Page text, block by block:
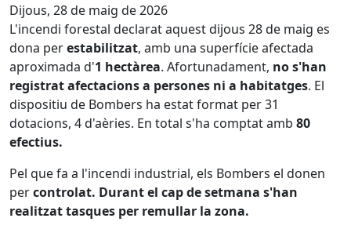
Dijous, 28 de maig de 2026
L'incendi forestal declarat aquest dijous 28 de maig es
dona perestabilitzat, amb una superfície afectada
aproximada d'1 hectàrea. Afortunadament, no s'han
registrat afectacions a persones ni a habitatges. El
dispositiu de Bombers ha estat format per 31
dotacions, 4 d'aèries. En total s'ha comptat amb 80
efectius.
Pel que fa a l'incendi industrial, els Bombers el donen
percontrolat. Durant el cap de setmana s'han
realitzat tasques per remullar la zona.